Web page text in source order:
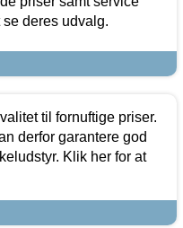
deres udvalg.
til fornuftige priser.
derfor garantere god
Klik her for at